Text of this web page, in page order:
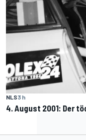
NLS3 h
4. August 2001: Der